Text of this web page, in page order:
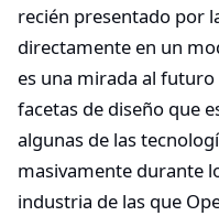
recién presentado por
directamente en un
es una mirada al
facetas de diseño que
algunas de las
masivamente durante
industria de las que